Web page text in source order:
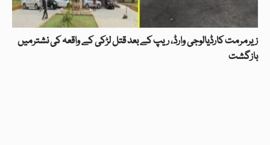
زیرمرمت کارڈیالوجی وارڈ، ریپ کے بعد قتل لڑکی کے واقعہ کی نشترمیں
بازگشت